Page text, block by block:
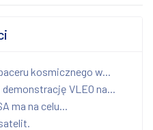
kosmicznego w...
VLEO na...
ma na celu...